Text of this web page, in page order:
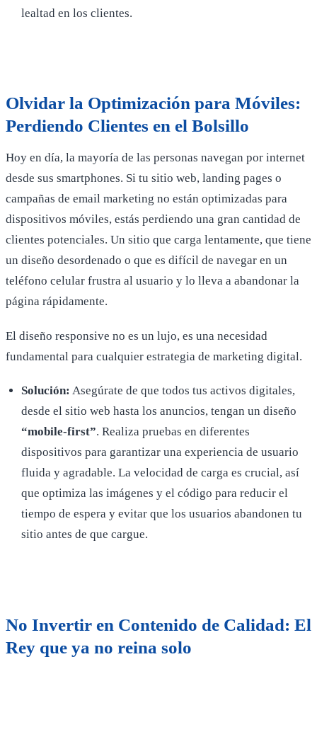
lealtad en los clientes.
Olvidar la Optimización para Móviles:
Perdiendo Clientes en el Bolsillo
Hoy en día, la mayoría de las personas navegan por internet
desde sus smartphones. Si tu sitio web, landing pages o
campañas de email marketing no están optimizadas para
dispositivos móviles, estás perdiendo una gran cantidad de
clientes potenciales. Un sitio que carga lentamente, que tiene
un diseño desordenado o que es difícil de navegar en un
teléfono celular frustra al usuario y lo lleva a abandonar la
página rápidamente.
El diseño responsive no es un lujo, es una necesidad
fundamental para cualquier estrategia de marketing digital.
Solución: Asegúrate de que todos tus activos digitales,
desde el sitio web hasta los anuncios, tengan un diseño
“mobile-first”. Realiza pruebas en diferentes
dispositivos para garantizar una experiencia de usuario
fluida y agradable. La velocidad de carga es crucial, así
que optimiza las imágenes y el código para reducir el
tiempo de espera y evitar que los usuarios abandonen tu
sitio antes de que cargue.
No Invertir en Contenido de Calidad: El
Rey que ya no reina solo